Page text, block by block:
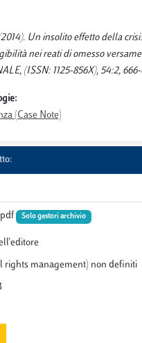
Un insolito effetto della
nei reati di omesso
(ISSN: 1125-856X), 54:2, 666-
(Case Note)
Solo gestori archivio
rights management) non definiti